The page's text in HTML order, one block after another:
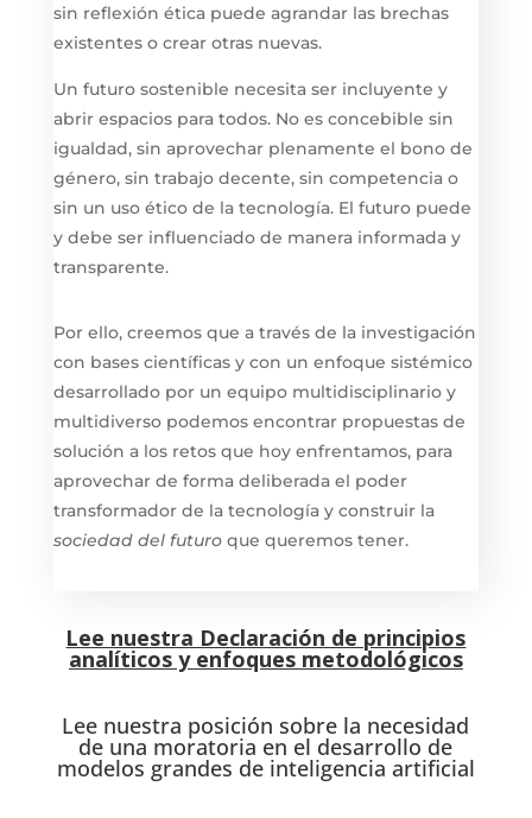
sin reflexión ética puede agrandar las brechas
existentes o crear otras nuevas.
Un futuro sostenible necesita ser incluyente y
abrir espacios para todos. No es concebible sin
igualdad, sin aprovechar plenamente el bono de
género, sin trabajo decente, sin competencia o
sin un uso ético de la tecnología. El futuro puede
y debe ser influenciado de manera informada y
transparente.
Por ello, creemos que a través de la investigación
con bases científicas y con un enfoque sistémico
desarrollado por un equipo multidisciplinario y
multidiverso podemos encontrar propuestas de
solución a los retos que hoy enfrentamos, para
aprovechar de forma deliberada el poder
transformador de la tecnología y construir la
sociedad del futuroque queremos tener.
Lee nuestra Declaración de principios
analíticos y enfoques metodológicos
Lee nuestra posición sobre la necesidad
de una moratoria en el desarrollo de
modelos grandes de inteligencia artificial